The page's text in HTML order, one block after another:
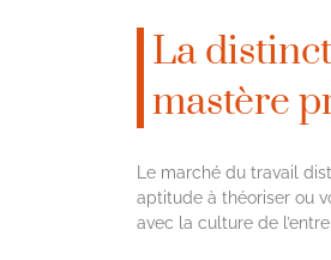
La
mastère
Le marché du travail
aptitude à théoriser ou
avec la culture de